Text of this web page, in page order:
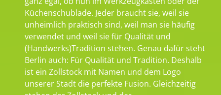
Küchenschublade. Jeder braucht sie, weil sie
unheimlich praktisch sind, weil man sie häufig
verwendet und weil sie für Qualität und
(Handwerks)Tradition stehen. Genau dafür steht
Berlin auch: Für Qualität und Tradition. Deshalb
ist ein Zollstock mit Namen und dem Logo
unserer Stadt die perfekte Fusion. Gleichzeitig